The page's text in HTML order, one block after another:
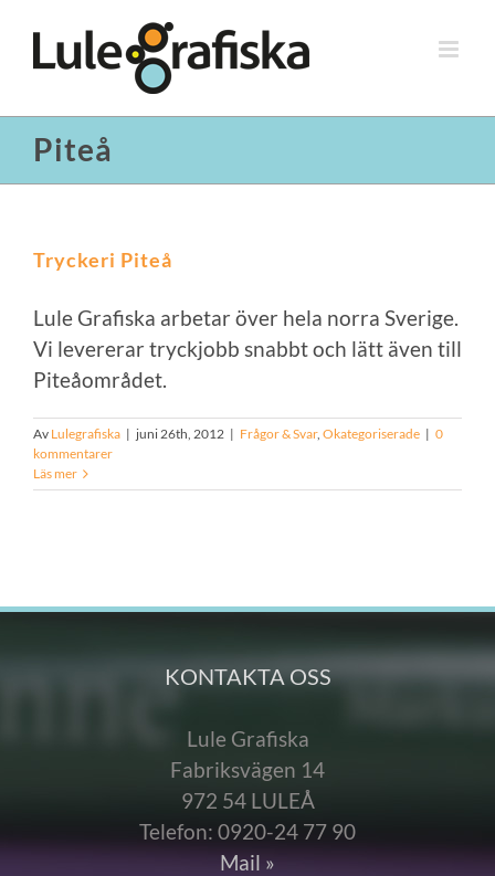
innehållet
Piteå
Tryckeri Piteå
Lule Grafiska arbetar över hela norra Sverige.
Vi levererar tryckjobb snabbt och lätt även till
Piteåområdet.
Av Lulegrafiska | juni 26th, 2012 | Frågor & Svar, Okategoriserade | 0
kommentarer
Läs mer
KONTAKTA OSS
Lule Grafiska
Fabriksvägen 14
972 54 LULEÅ
Telefon: 0920-24 77 90
Mail »